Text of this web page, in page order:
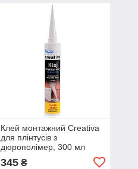
Клей монтажний Creativa
для плінтусів з
дюрополімер, 300 мл
345₴